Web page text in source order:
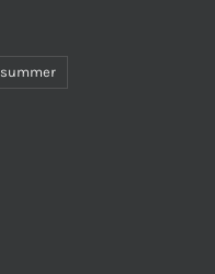
summer